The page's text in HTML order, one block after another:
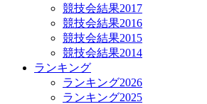
競技会結果2017
競技会結果2016
競技会結果2015
競技会結果2014
ランキング
ランキング2026
ランキング2025